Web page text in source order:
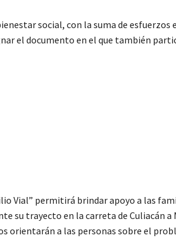
social, con la suma de
el documento en el que también
Vial” permitirá brindar apoyo a las
su trayecto en la carreta de Culiacán a
orientarán a las personas sobre el